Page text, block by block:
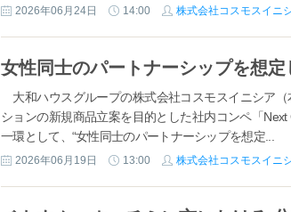
2026年06月24日 14:00 株式会社コスモスイニ
大和ハウスグループの株式会社コスモスイニシア
ションの新規商品立案を目的とした社内コンペ「
一環として、“女性同士のパートナーシップを想定...
2026年06月19日 13:00 株式会社コスモスイニ